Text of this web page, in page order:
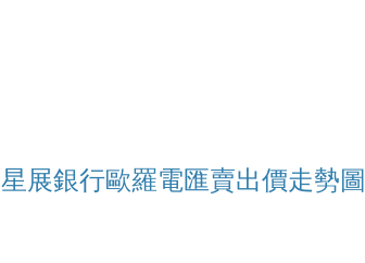
星展銀行歐羅電匯賣出價走勢圖